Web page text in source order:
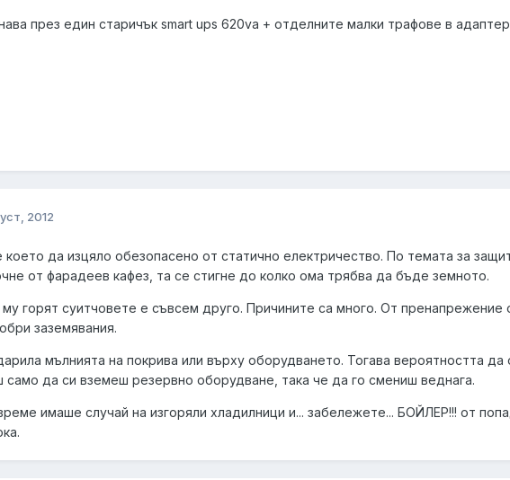
през един старичък smart ups 620va + отделните малки трафове в
2012
да изцяло обезопасено от статично електричество. По темата за
от фарадеев кафез, та се стигне до колко ома трябва да бъде земното.
горят суитчовете е съвсем друго. Причините са много. От пренапрежение
заземявания.
мълнията на покрива или върху оборудването. Тогава вероятността да
да си вземеш резервно оборудване, така че да го смениш веднага.
имаше случай на изгоряли хладилници и... забележете... БОЙЛЕР!!! от